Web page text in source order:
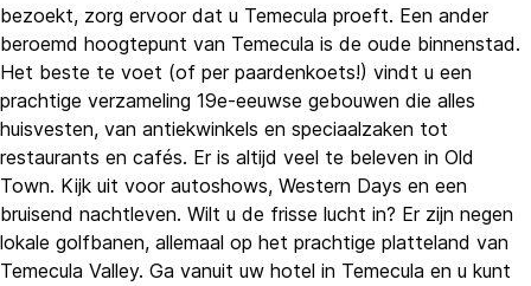
bezoekt, zorg ervoor dat u Temecula proeft. Een ander
beroemd hoogtepunt van Temecula is de oude binnenstad.
Het beste te voet (of per paardenkoets!) vindt u een
prachtige verzameling 19e-eeuwse gebouwen die alles
huisvesten, van antiekwinkels en speciaalzaken tot
restaurants en cafés. Er is altijd veel te beleven in Old
Town. Kijk uit voor autoshows, Western Days en een
bruisend nachtleven. Wilt u de frisse lucht in? Er zijn negen
lokale golfbanen, allemaal op het prachtige platteland van
Temecula Valley. Ga vanuit uw hotel in Temecula en u kunt